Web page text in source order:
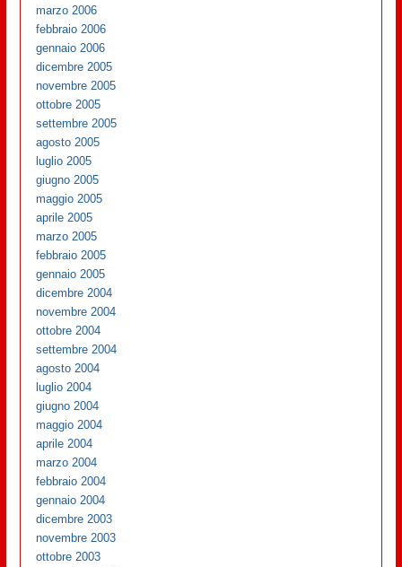
marzo 2006
febbraio 2006
gennaio 2006
dicembre 2005
novembre 2005
ottobre 2005
settembre 2005
agosto 2005
luglio 2005
giugno 2005
maggio 2005
aprile 2005
marzo 2005
febbraio 2005
gennaio 2005
dicembre 2004
novembre 2004
ottobre 2004
settembre 2004
agosto 2004
luglio 2004
giugno 2004
maggio 2004
aprile 2004
marzo 2004
febbraio 2004
gennaio 2004
dicembre 2003
novembre 2003
ottobre 2003